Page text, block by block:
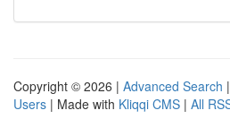
Copyright © 2026 | Advanced Search |
Users | Made with Kliqqi CMS | All